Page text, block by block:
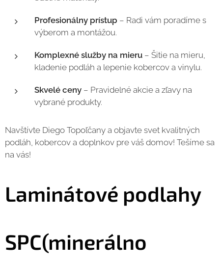
Profesionálny prístup – Radi vám poradíme s
výberom a montážou.
Komplexné služby na mieru – Šitie na mieru,
kladenie podláh a lepenie kobercov a vinylu.
Skvelé ceny – Pravidelné akcie a zľavy na
vybrané produkty.
Navštívte Diego Topoľčany a objavte svet kvalitných
podláh, kobercov a doplnkov pre váš domov! Tešíme sa
na vás!
Laminátové podlahy
SPC(minerálno